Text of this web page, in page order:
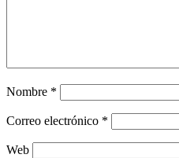
Nombre *
Correo electrónico *
Web